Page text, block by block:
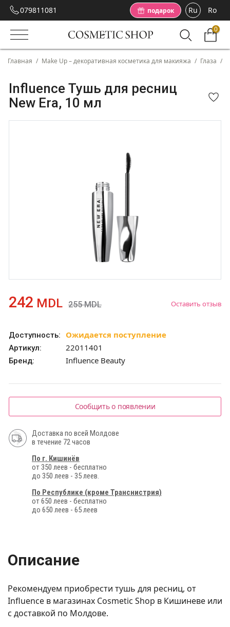
079811081 подарок Ru Ro
0
Главная / Make Up – декоративная косметика для макияжа / Глаза /
Influence Тушь для ресниц
New Era, 10 мл
242 MDL 255MDL Оставить отзыв
Доступность: Ожидается поступление
Артикул: 22011401
Бренд: Influence Beauty
Сообщить о появлении
Доставка по всей Молдове
в течение 72 часов
По г. Кишинёв
от 350 леев - бесплатно
до 350 леев - 35 леев.
По Республике (кроме Транснистрия)
от 650 леев - бесплатно
до 650 леев - 65 леев
Описание
Рекомендуем приобрести тушь для ресниц, от
Influence в магазинах Cosmetic Shop в Кишиневе или
с доставкой по Молдове.